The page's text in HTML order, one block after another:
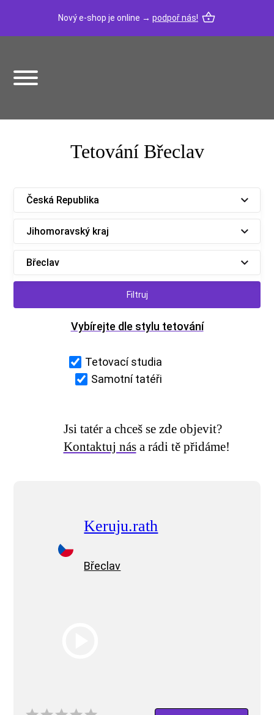
Nový e-shop je online → podpoř nás!
Tetování Břeclav
Česká Republika
Jihomoravský kraj
Břeclav
Vybírejte dle stylu tetování
Tetovací studia
Samotní tatéři
Jsi tatér a chceš se zde objevit?
Kontaktuj nása rádi tě přidáme!
Keruju.rath
Břeclav